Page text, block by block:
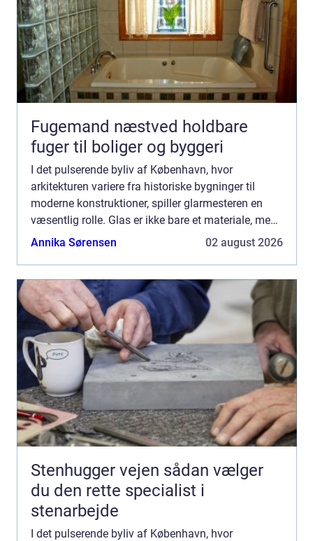
Fugemand næstved holdbare
fuger til boliger og byggeri
I det pulserende byliv af København, hvor
arkitekturen variere fra historiske bygninger til
moderne konstruktioner, spiller glarmesteren en
væsentlig rolle. Glas er ikke bare et materiale, men
en essentiel del af byens æstetik og f...
Annika Sørensen 02 august 2026
Stenhugger vejen sådan vælger
du den rette specialist i
stenarbejde
I det pulserende byliv af København, hvor